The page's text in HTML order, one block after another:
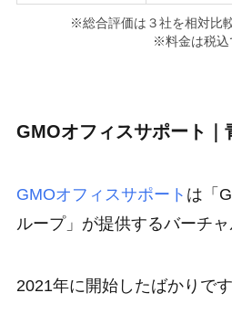
※総合評価は３社を相対比
※料金は税込
GMOオフィスサポート｜
GMOオフィスサポート は「
ループ」が提供するバーチャ
2021年に開始したばかりで